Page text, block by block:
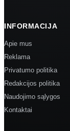
INFORMACIJA
Apie mus
Reklama
Privatumo politika
Redakcijos politika
Naudojimo sąlygos
Kontaktai